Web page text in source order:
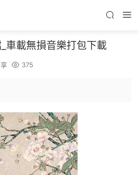
車載無損音樂打包下載
375